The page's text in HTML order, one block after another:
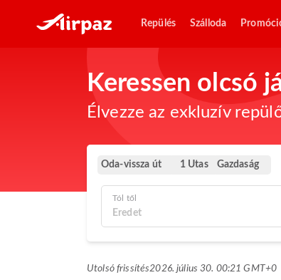
Repülés Szálloda
Keressen olcsó
Élvezze az exkluzív
Oda-vissza út 1 Utas Gazdaság
Tól től
Utolsó frissítés2026. július 30. 00:21 GMT+0